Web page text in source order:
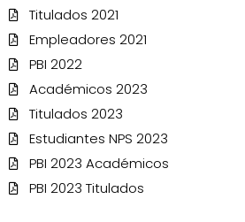
Titulados 2021
Empleadores 2021
PBI 2022
Académicos 2023
Titulados 2023
Estudiantes NPS 2023
PBI 2023 Académicos
PBI 2023 Titulados